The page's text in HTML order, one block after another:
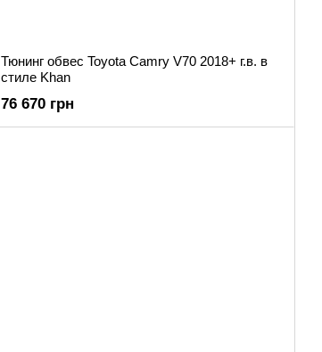
Тюнинг обвес Toyota Camry V70 2018+ г.в. в
стиле Khan
76 670 грн